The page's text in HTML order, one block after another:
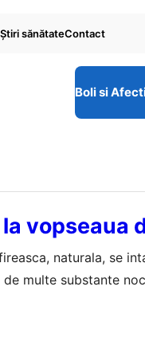
Ştiri sănătateContact
Boli si
vopseaua
naturala, se
multe substante